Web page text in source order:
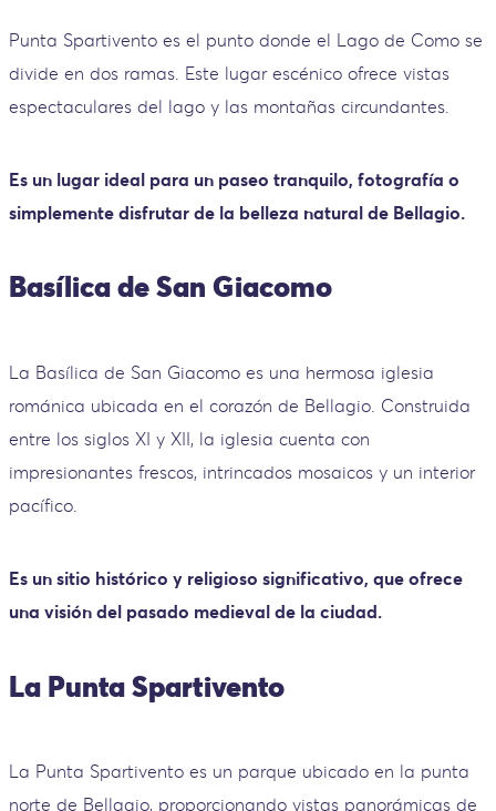
Punta Spartivento es el punto donde el Lago de Como se
divide en dos ramas. Este lugar escénico ofrece vistas
espectaculares del lago y las montañas circundantes.
Es un lugar ideal para un paseo tranquilo, fotografía o
simplemente disfrutar de la belleza natural de Bellagio.
Basílica de San Giacomo
La Basílica de San Giacomo es una hermosa iglesia
románica ubicada en el corazón de Bellagio. Construida
entre los siglos XI y XII, la iglesia cuenta con
impresionantes frescos, intrincados mosaicos y un interior
pacífico.
Es un sitio histórico y religioso significativo, que ofrece
una visión del pasado medieval de la ciudad.
La Punta Spartivento
La Punta Spartivento es un parque ubicado en la punta
norte de Bellagio, proporcionando vistas panorámicas de